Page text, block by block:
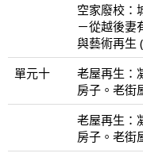
空家廢校：
－從越後妻
與藝術再生
單元十
老屋再生：
房子。老街
老屋再生：
房子。老街